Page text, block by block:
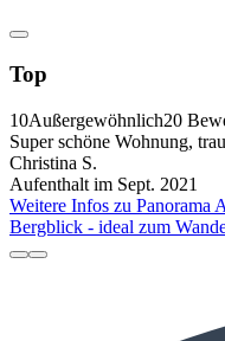
Top
10Außergewöhnlich20
Super schöne Wohnung,
Christina S.
Aufenthalt im Sept. 2021
Weitere Infos zu Panorama
Bergblick - ideal zum